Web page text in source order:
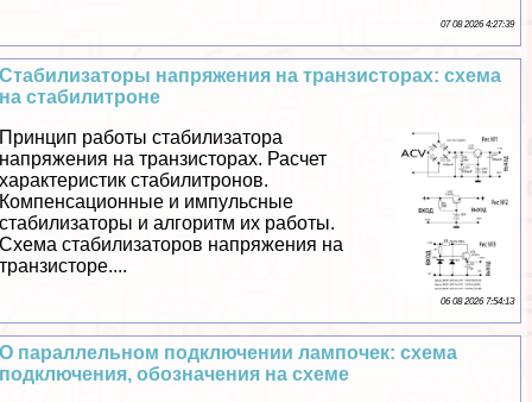
07 08 2026 4:27:39
Стабилизаторы напряжения на транзисторах: схема
на стабилитроне
Принцип работы стабилизатора
напряжения на транзисторах. Расчет
хаpaктеристик стабилитронов.
Компенсационные и импульсные
стабилизаторы и алгоритм их работы.
Схема стабилизаторов напряжения на
транзисторе....
06 08 2026 7:54:13
О параллельном подключении лампочек: схема
подключения, обозначения на схеме